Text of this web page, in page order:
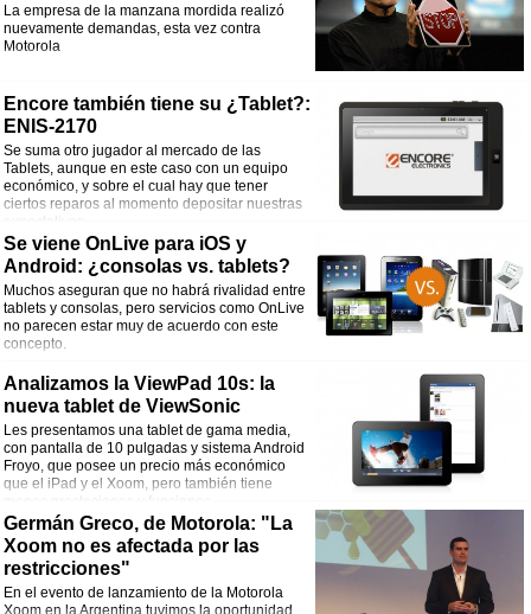
La empresa de la manzana mordida realizó
nuevamente demandas, esta vez contra
Motorola
Encore también tiene su ¿Tablet?:
ENIS-2170
Se suma otro jugador al mercado de las
Tablets, aunque en este caso con un equipo
económico, y sobre el cual hay que tener
ciertos reparos al momento depositar nuestras
expectativas.
Se viene OnLive para iOS y
Android: ¿consolas vs. tablets?
Muchos aseguran que no habrá rivalidad entre
tablets y consolas, pero servicios como OnLive
no parecen estar muy de acuerdo con este
concepto.
Analizamos la ViewPad 10s: la
nueva tablet de ViewSonic
Les presentamos una tablet de gama media,
con pantalla de 10 pulgadas y sistema Android
Froyo, que posee un precio más económico
que el iPad y el Xoom, pero también tiene
menos prestaciones y funciones.
Germán Greco, de Motorola: "La
Xoom no es afectada por las
restricciones"
En el evento de lanzamiento de la Motorola
Xoom en la Argentina tuvimos la oportunidad